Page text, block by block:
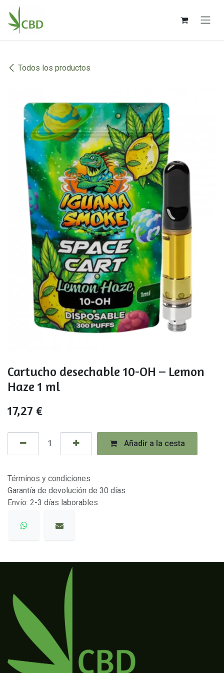
Ir al contenido
Todos los productos
Cartucho desechable 10-OH – Lemon
Haze 1 ml
17,27 €
Añadir a la cesta
Términos y condiciones
Garantía de devolución de 30 días
Envío: 2-3 días laborables